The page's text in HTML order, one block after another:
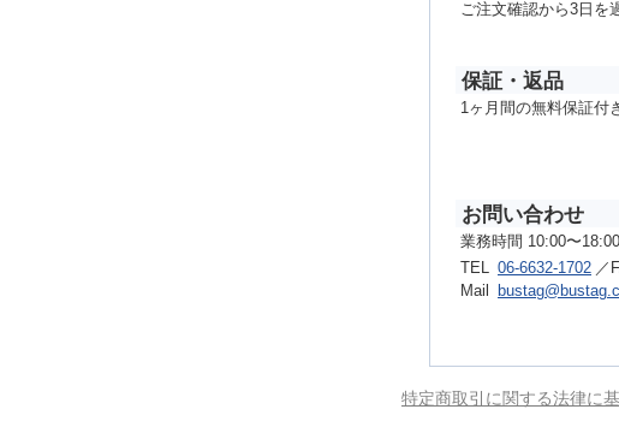
ご注文確認から3日を
保証・返品
1ヶ月間の無料保証付
お問い合わせ
業務時間 10:00〜
TEL 06-6632-1702 ／
Mail
特定商取引に関する法律に